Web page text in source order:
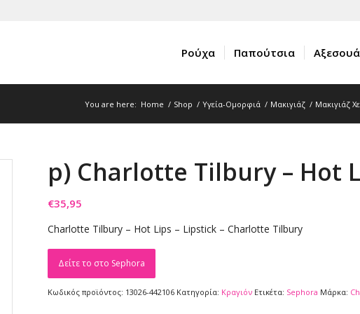
Ρούχα Παπούτσια
You are here: Home / Shop / Υγεία-Ομορφιά / Μακιγιάζ / Μακιγιάζ
p) Charlotte Tilbury – Hot
€35,95
Charlotte Tilbury – Hot Lips – Lipstick – Charlotte Tilbury
Δείτε το στο Sephora
Κωδικός προϊόντος: 13026-442106 Κατηγορία: Κραγιόν Ετικέτα: Sephora Μάρκα: